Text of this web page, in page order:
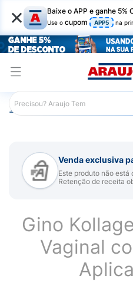
× Baixe o APP e ganhe 5%
Use o cupom APP5 na
Araujo Medicamentos
Venda exclusiva
Este produto não
Retenção de receita
Gino
Vaginal